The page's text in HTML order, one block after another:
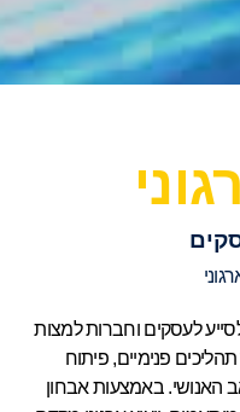
לעסקים וחברות למצות
פנימיים, פיתוח
האנושי. באמצעות אבחון